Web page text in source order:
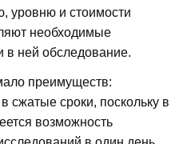
уровню и стоимости
необходимые
в ней обследование.
преимуществ:
сжатые сроки, поскольку в
возможность